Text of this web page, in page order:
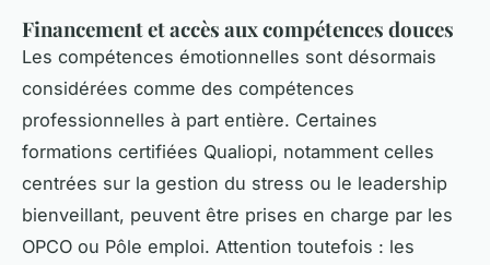
Financement et accès aux compétences douces
Les compétences émotionnelles sont désormais
considérées comme des compétences
professionnelles à part entière. Certaines
formations certifiées Qualiopi, notamment celles
centrées sur la gestion du stress ou le leadership
bienveillant, peuvent être prises en charge par les
OPCO ou Pôle emploi. Attention toutefois : les